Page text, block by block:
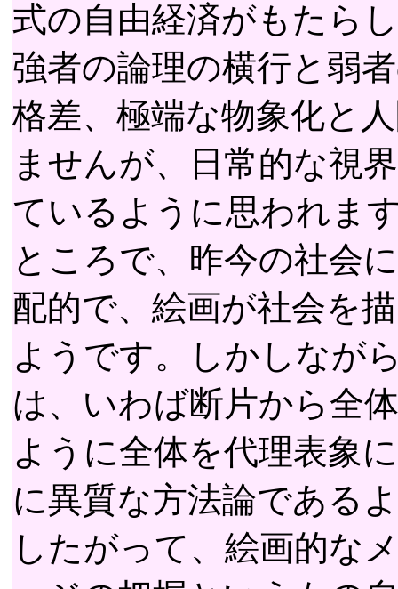
式の自由経済がもたら
強者の論理の横行と弱
格差、極端な物象化と
ませんが、日常的な視
ているように思われま
ところで、昨今の社会
配的で、絵画が社会を
ようです。しかしなが
は、いわば断片から全
ように全体を代理表象
に異質な方法論である
したがって、絵画的な